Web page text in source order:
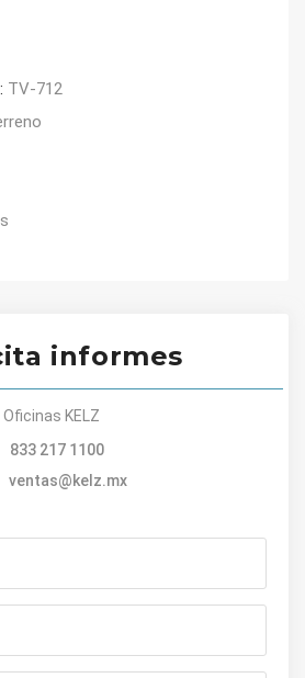
TV-712
informes
Oficinas KELZ
833 217 1100
ventas@kelz.mx